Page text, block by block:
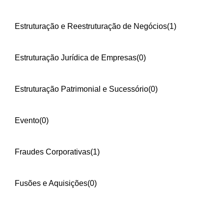
Estruturação e Reestruturação de Negócios(1)
Estruturação Jurídica de Empresas(0)
Estruturação Patrimonial e Sucessório(0)
Evento(0)
Fraudes Corporativas(1)
Fusões e Aquisições(0)